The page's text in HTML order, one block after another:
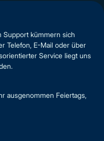
Support kümmern sich
Telefon, E-Mail oder über
Service liegt uns
ausgenommen Feiertags,